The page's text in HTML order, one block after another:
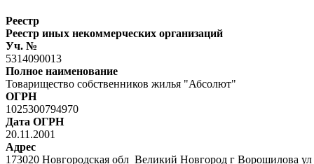
Реестр
Реестр иных некоммерческих организаций
Уч. №
5314090013
Полное наименование
Товарищество собственников жилья "Абсолют"
ОГРН
1025300794970
Дата ОГРН
20.11.2001
Адрес
173020 Новгородская обл Великий Новгород г Ворошилова